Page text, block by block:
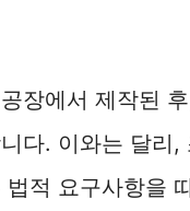
장에서 제작된
다. 이와는 달리
적 요구사항을